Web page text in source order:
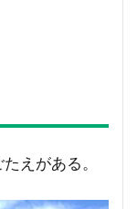
えがある。